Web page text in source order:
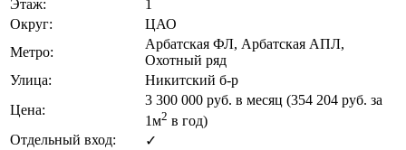
Этаж:
1
Округ:
ЦАО
Метро:
Арбатская ФЛ, Арбатская АПЛ,
Охотный ряд
Улица:
Никитский б-р
Цена:
3 300 000 руб. в месяц (354 204 руб. за
1м2 в год)
Отдельный вход:
✓